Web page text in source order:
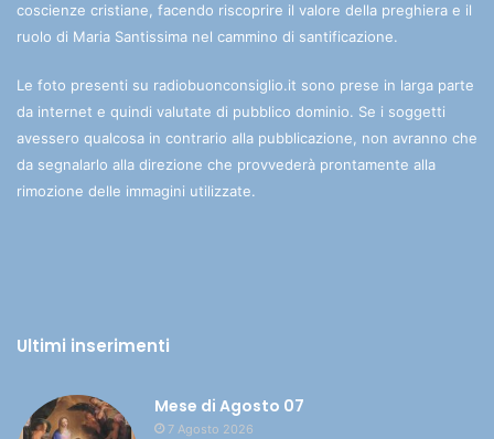
coscienze cristiane, facendo riscoprire il valore della preghiera e il
ruolo di Maria Santissima nel cammino di santificazione.
Le foto presenti su radiobuonconsiglio.it sono prese in larga parte
da internet e quindi valutate di pubblico dominio. Se i soggetti
avessero qualcosa in contrario alla pubblicazione, non avranno che
da segnalarlo alla direzione che provvederà prontamente alla
rimozione delle immagini utilizzate.
Ultimi inserimenti
Mese di Agosto 07
7 Agosto 2026